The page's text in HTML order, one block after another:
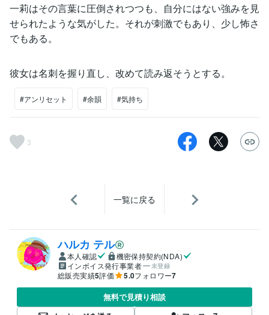
一莉はその言葉に圧倒されつつも、自分にはない強みを見
せられたような気がした。それが刺激でもあり、少し怖さ
でもある。
彼女は名刺を握り直し、改めて読み返そうとする。
#アンリセット #余韻 #気持ち
3
一覧に戻る
ハルカ テル
本人確認
機密保持契約(NDA)
インボイス発行事業者
未登録
総販売実績5評価 5.0フォロワー7
無料で見積り相談